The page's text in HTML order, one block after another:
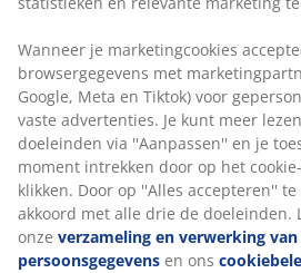
Wanneer je marketingcookies
browsergegevens met
Google, Meta en Tiktok) voor
vaste advertenties. Je kunt meer
doeleinden via ''Aanpassen'' en je
moment intrekken door op het
klikken. Door op ''Alles accepteren'' te
akkoord met alle drie de doeleinden.
onze verzameling en verwerking van
persoonsgegevens en ons